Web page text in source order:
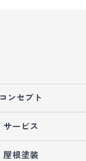
コンセプト
サービス
屋根塗装